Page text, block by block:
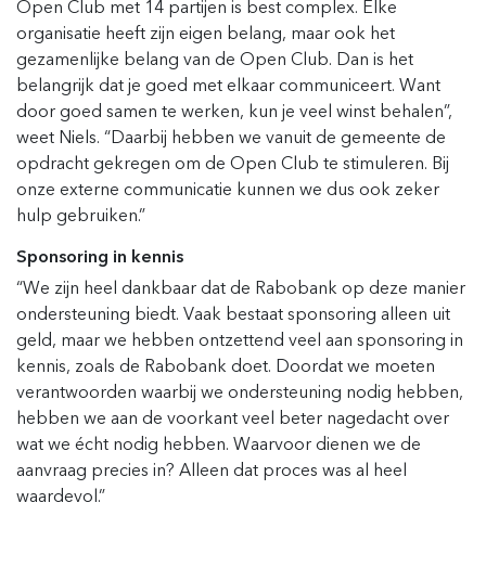
Open Club met 14 partijen is best complex. Elke
organisatie heeft zijn eigen belang, maar ook het
gezamenlijke belang van de Open Club. Dan is het
belangrijk dat je goed met elkaar communiceert. Want
door goed samen te werken, kun je veel winst behalen”,
weet Niels. “Daarbij hebben we vanuit de gemeente de
opdracht gekregen om de Open Club te stimuleren. Bij
onze externe communicatie kunnen we dus ook zeker
hulp gebruiken.”
Sponsoring in kennis
“We zijn heel dankbaar dat de Rabobank op deze manier
ondersteuning biedt. Vaak bestaat sponsoring alleen uit
geld, maar we hebben ontzettend veel aan sponsoring in
kennis, zoals de Rabobank doet. Doordat we moeten
verantwoorden waarbij we ondersteuning nodig hebben,
hebben we aan de voorkant veel beter nagedacht over
wat we écht nodig hebben. Waarvoor dienen we de
aanvraag precies in? Alleen dat proces was al heel
waardevol.”